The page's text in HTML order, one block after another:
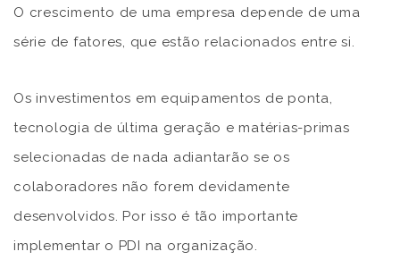
O crescimento de uma empresa depende de uma
série de fatores, que estão relacionados entre si.
Os investimentos em equipamentos de ponta,
tecnologia de última geração e matérias-primas
selecionadas de nada adiantarão se os
colaboradores não forem devidamente
desenvolvidos. Por isso é tão importante
implementar o PDI na organização.